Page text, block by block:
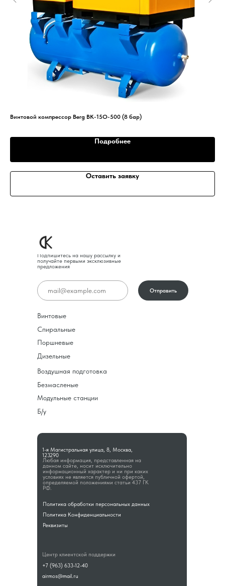
Винтовой компрессор Berg ВК-15O-500 (8 бар)
Подробнее
Оставить заявку
Любая информация, представленная на
данном сайте, носит исключительно
информационный характер и ни при каких
условиях не является публичной офертой,
определяемой положениями статьи 437 ГК
РФ.
1-я Магистральная улица, 8, Москва,
123290
Подпишитесь на нашу рассылку и
получайте первыми эксклюзивные
предложения
Винтовые
Спиральные
Поршневые
Дизельные
Воздушная подготовка
Безмасленые
Модульные станции
Б/у
Политика обработки персональных данных
Политика Конфиденциальности
Реквизиты
Центр клиентской поддержки
+7 (963) 633-12-40
airmos@mail.ru
Отправить